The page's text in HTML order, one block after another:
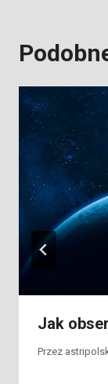
Jak
Przez